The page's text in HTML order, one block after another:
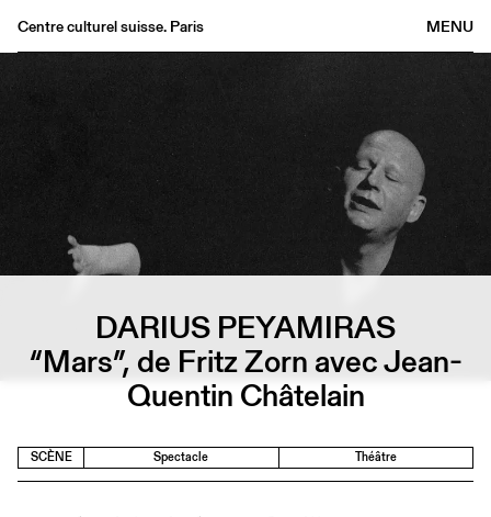
MENU
Centre culturel suisse. Paris
Buvette
Médiathèque
Éditions
Informations
DARIUS PEYAMIRAS
“Mars”, de Fritz Zorn avec Jean-
Quentin Châtelain
SCÈNE Spectacle Théâtre